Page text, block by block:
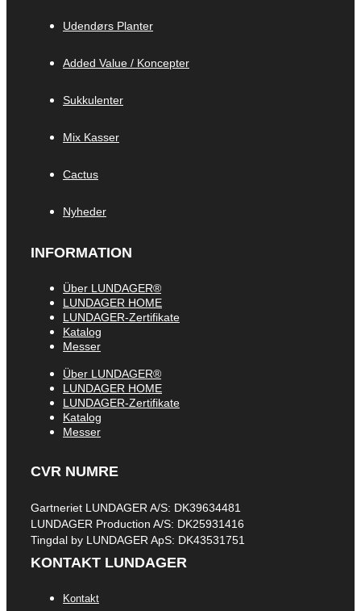
Udendørs Planter
Added Value / Koncepter
Sukkulenter
Mix Kasser
Cactus
Nyheder
INFORMATION
Über LUNDAGER®
LUNDAGER HOME
LUNDAGER-Zertifikate
Katalog
Messer
Über LUNDAGER®
LUNDAGER HOME
LUNDAGER-Zertifikate
Katalog
Messer
CVR NUMRE
Gartneriet LUNDAGER A/S: DK39634481
LUNDAGER Production A/S: DK25931416
Tingdal by LUNDAGER ApS: DK43531751
KONTAKT LUNDAGER
Kontakt